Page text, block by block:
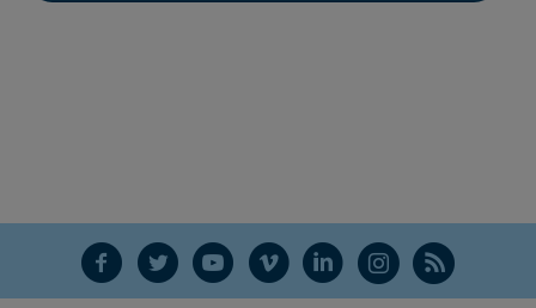
F T Y V L Ñ R